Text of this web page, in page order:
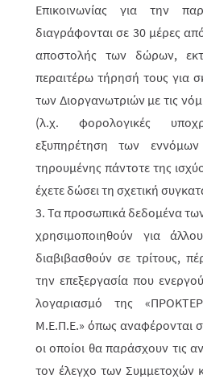
Επικοινωνίας για την
διαγράφονται σε 30 μέρες
αποστολής των δώρων,
περαιτέρω τήρησή τους για
των Διοργανωτριών με τις
(λ.χ. φορολογικές
εξυπηρέτηση των
τηρουμένης πάντοτε της
έχετε δώσει τη σχετική
3. Τα προσωπικά δεδομένα
χρησιμοποιηθούν για
διαβιβασθούν σε τρίτους,
την επεξεργασία που
λογαριασμό της
M.Ε.Π.Ε.» όπως αναφέρονται
οι οποίοι θα παράσχουν τις
τον έλεγχο των Συμμετοχών